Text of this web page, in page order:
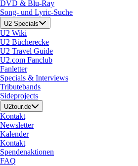
DVD & Blu-Ray
Song- und Lyric-Suche
U2 Specials
U2 Wiki
U2 Bücherecke
U2 Travel Guide
U2.com Fanclub
Fanletter
Specials & Interviews
Tributebands
Sideprojects
U2tour.de
Kontakt
Newsletter
Kalender
Kontakt
Spendenaktionen
FAQ